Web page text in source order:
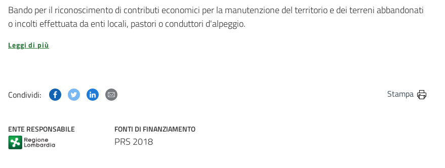
Bando per il riconoscimento di contributi economici per la manutenzione del territorio e dei terreni abbandonati
o incolti effettuata da enti locali, pastori o conduttori d'alpeggio.
Leggi di più
Condividi: Condividi questa pagina su Facebook
Condividi questa pagina su Twitter
Condividi questa pagina su Linkedin Stampa
ENTE RESPONSABILE FONTI DI FINANZIAMENTO
PRS 2018